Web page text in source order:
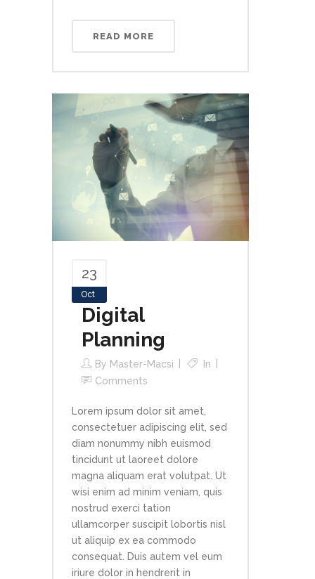
READ MORE
23
Oct
Digital
Planning
By Master-Macsi
In
Comments
Lorem ipsum dolor sit amet,
consectetuer adipiscing elit, sed
diam nonummy nibh euismod
tincidunt ut laoreet dolore
magna aliquam erat volutpat. Ut
wisi enim ad minim veniam, quis
nostrud exerci tation
ullamcorper suscipit lobortis nisl
ut aliquip ex ea commodo
consequat. Duis autem vel eum
iriure dolor in hendrerit in